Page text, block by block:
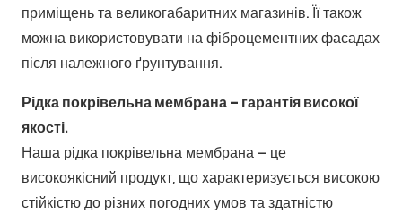
приміщень та великогабаритних магазинів. Її також
можна використовувати на фіброцементних фасадах
після належного ґрунтування.
Рідка покрівельна мембрана – гарантія високої
якості.
Наша рідка покрівельна мембрана – це
високоякісний продукт, що характеризується високою
стійкістю до різних погодних умов та здатністю